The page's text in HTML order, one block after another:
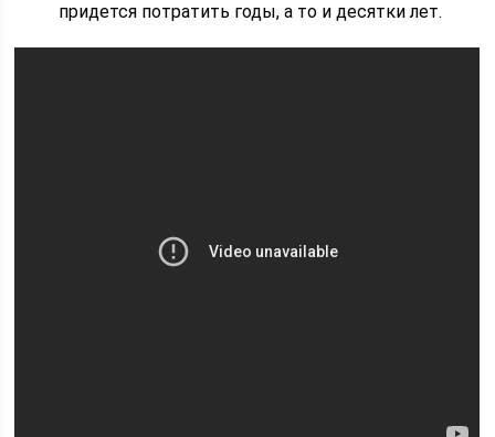
придется потратить годы, а то и десятки лет.